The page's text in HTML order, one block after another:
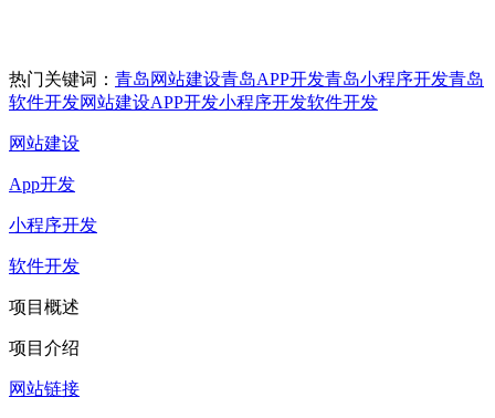
热门关键词： 青岛网站建设青岛APP开发青岛小程序开发青岛
软件开发网站建设APP开发小程序开发软件开发
网站建设
App开发
小程序开发
软件开发
项目概述
项目介绍
网站链接